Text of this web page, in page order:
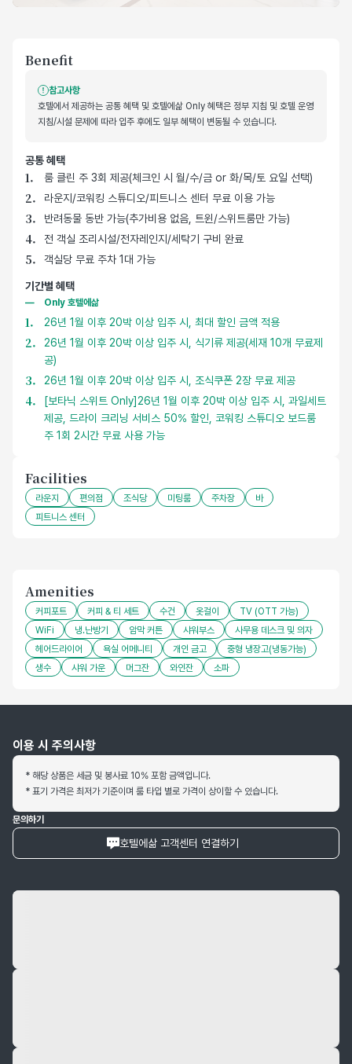
Benefit
참고사항
호텔에서 제공하는 공통 혜택 및 호텔에삶 Only 혜택은 정부 지침 및 호텔 운영
지침/시설 문제에 따라 입주 후에도 일부 혜택이 변동될 수 있습니다.
공통 혜택
호텔 기본 제공 혜택
룸 클린 주 3회 제공(체크인 시 월/수/금 or 화/목/토 요일 선택)
라운지/코워킹 스튜디오/피트니스 센터 무료 이용 가능
반려동물 동반 가능(추가비용 없음, 트윈/스위트룸만 가능)
전 객실 조리시설/전자레인지/세탁기 구비 완료
객실당 무료 주차 1대 가능
기간별 혜택
Only 호텔에삶
26년 1월 이후 20박 이상 입주 시, 최대 할인 금액 적용
26년 1월 이후 20박 이상 입주 시, 식기류 제공(세재 10개 무료제
공)
26년 1월 이후 20박 이상 입주 시, 조식쿠폰 2장 무료 제공
[보타닉 스위트 Only]26년 1월 이후 20박 이상 입주 시, 과일세트
제공, 드라이 크리닝 서비스 50% 할인, 코워킹 스튜디오 보드룸
주 1회 2시간 무료 사용 가능
Facilities
라운지 편의점 조식당 미팅룸 주차장
바
피트니스 센터
Amenities
커피포트 커피 & 티 세트 수건 옷걸이
TV (OTT 가능)
WiFi
냉.난방기 암막 커튼 샤워부스
사무용 데스크 및 의자
헤어드라이어
욕실 어메니티 개인 금고
중형 냉장고(냉동가능)
생수
샤워 가운 머그잔 와인잔 소파
이용 시 주의사항
* 해당 상품은 세금 및 봉사료 10% 포함 금액입니다.
* 표기 가격은 최저가 기준이며 룸 타입 별로 가격이 상이할 수 있습니다.
문의하기
호텔에삶 고객센터 연결하기